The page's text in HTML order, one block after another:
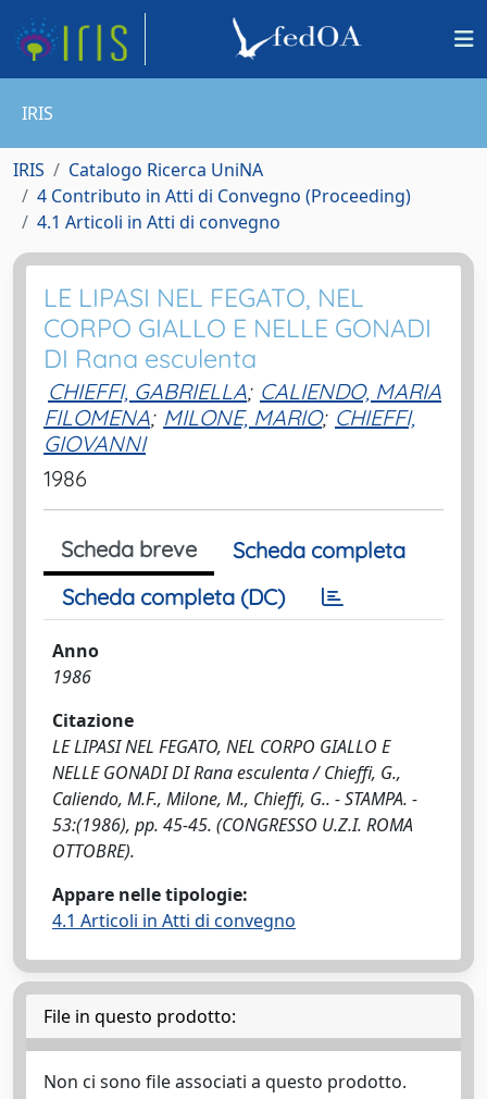
IRIS
IRIS
Catalogo Ricerca UniNA
4 Contributo in Atti di Convegno (Proceeding)
4.1 Articoli in Atti di convegno
LE LIPASI NEL FEGATO, NEL
CORPO GIALLO E NELLE GONADI
DI Rana esculenta
CHIEFFI, GABRIELLA; CALIENDO, MARIA
FILOMENA; MILONE, MARIO; CHIEFFI,
GIOVANNI
1986
Scheda breve
Scheda completa
Scheda completa (DC)
Anno
1986
Citazione
LE LIPASI NEL FEGATO, NEL CORPO GIALLO E
NELLE GONADI DI Rana esculenta / Chieffi, G.,
Caliendo, M.F., Milone, M., Chieffi, G.. - STAMPA. -
53:(1986), pp. 45-45. (CONGRESSO U.Z.I. ROMA
OTTOBRE).
Appare nelle tipologie:
4.1 Articoli in Atti di convegno
File in questo prodotto:
Non ci sono file associati a questo prodotto.